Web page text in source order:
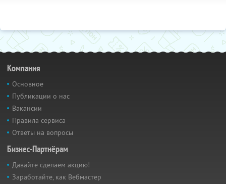
Компания
Основное
Публикации о нас
Вакансии
Правила сервиса
Ответы на вопросы
Бизнес-Партнёрам
Давайте сделаем акцию!
Заработайте, как Вебмастер